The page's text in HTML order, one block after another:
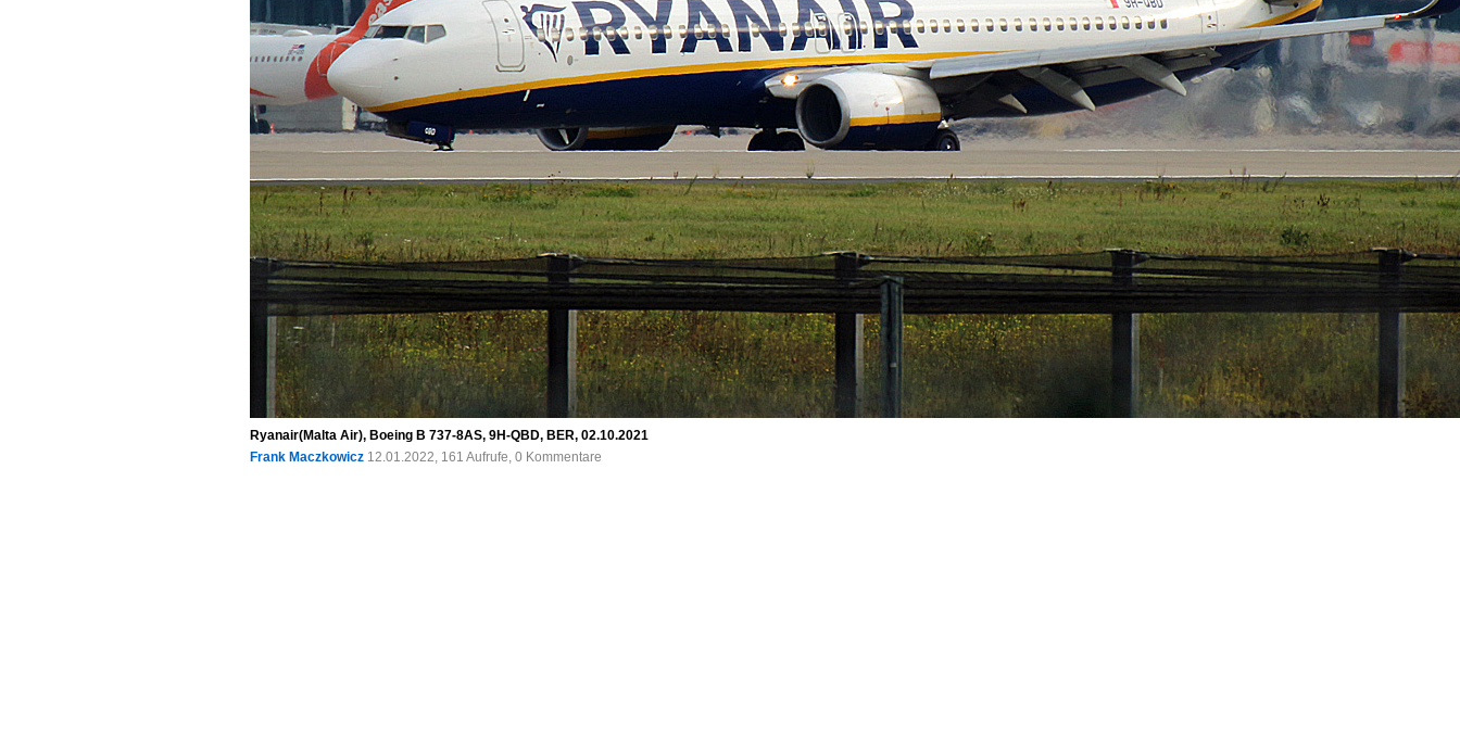
Ryanair(Malta Air), Boeing B 737-8AS, 9H-QBD, BER, 02.10.2021
Frank Maczkowicz 12.01.2022, 161 Aufrufe, 0 Kommentare